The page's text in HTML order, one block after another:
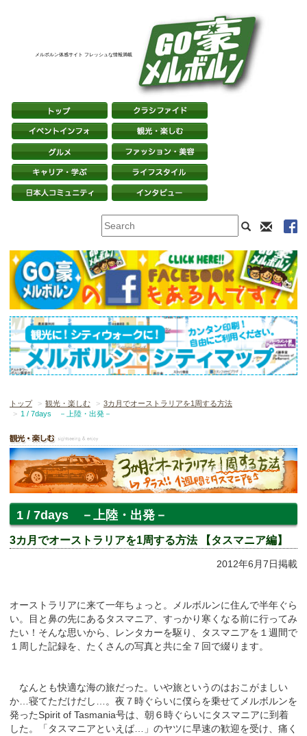
メルボルン体感サイト フレッシュな情報満載
トップ 観光・楽しむ
3カ月でオーストラリアを1周する方法
1 / 7days －上陸・出発－
1 / 7days －上陸・出発－
3カ月でオーストラリアを1周する方法 【タスマニア編】
2012年6月7日掲載
オーストラリアに来て一年ちょっと。メルボルンに住んで半年ぐら
い。目と鼻の先にあるタスマニア、すっかり寒くなる前に行ってみ
たい！そんな思いから、レンタカーを駆り、タスマニアを１週間で
１周した記録を、たくさんの写真と共に全７回で綴ります。
なんとも快適な海の旅だった。いや旅というのはおこがましい
か…寝てただけだし…。夜７時ぐらいに僕らを乗せてメルボルンを
発ったSpirit of Tasmania号は、朝６時ぐらいにタスマニアに到着
した。「タスマニアといえば…」のヤツに早速の歓迎を受け、痛く